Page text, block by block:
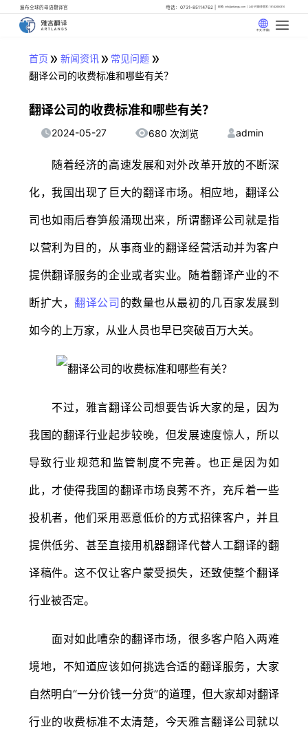
遍布全球的母语翻译官 电话：0731-85114762 邮箱: info@artlangs.com 24小时翻译管家: 18142666316
中文 (中国)
首页 » 新闻资讯» 常见问题 »
翻译公司的收费标准和哪些有关？
翻译公司的收费标准和哪些有关？
2024-05-27 680 次浏览 admin
随着经济的高速发展和对外改革开放的不断深
化，我国出现了巨大的翻译市场。相应地，翻译公
司也如雨后春笋般涌现出来，所谓翻译公司就是指
以营利为目的，从事商业的翻译经营活动并为客户
提供翻译服务的企业或者实业。随着翻译产业的不
断扩大，翻译公司的数量也从最初的几百家发展到
如今的上万家，从业人员也早已突破百万大关。
不过，雅言翻译公司想要告诉大家的是，因为
我国的翻译行业起步较晚，但发展速度惊人，所以
导致行业规范和监管制度不完善。也正是因为如
此，才使得我国的翻译市场良莠不齐，充斥着一些
投机者，他们采用恶意低价的方式招徕客户，并且
提供低劣、甚至直接用机器翻译代替人工翻译的翻
译稿件。这不仅让客户蒙受损失，还致使整个翻译
行业被否定。
面对如此嘈杂的翻译市场，很多客户陷入两难
境地，不知道应该如何挑选合适的翻译服务，大家
自然明白“一分价钱一分货”的道理，但大家却对翻译
行业的收费标准不太清楚，今天雅言翻译公司就以